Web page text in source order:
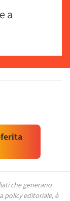
a
che generano
policy editoriale, è